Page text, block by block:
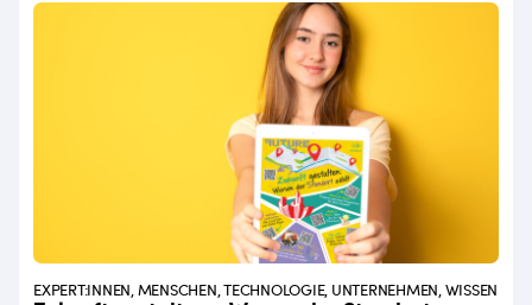
EXPERT:INNEN, MENSCHEN, TECHNOLOGIE, UNTERNEHMEN, WISSEN